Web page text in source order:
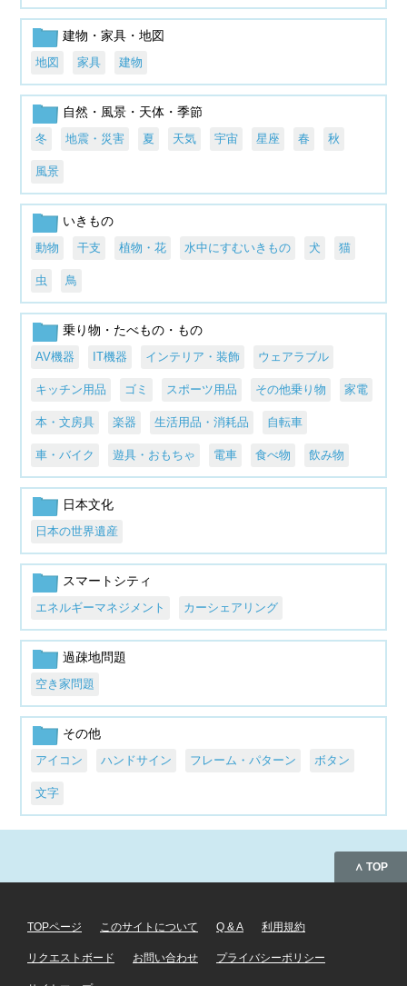
建物・家具・地図
地図 家具 建物
自然・風景・天体・季節
冬 地震・災害 夏 天気 宇宙 星座 春 秋
風景
いきもの
動物 干支 植物・花 水中にすむいきもの 犬 猫
虫 鳥
乗り物・たべもの・もの
AV機器 IT機器 インテリア・装飾 ウェアラブル
キッチン用品 ゴミ スポーツ用品 その他乗り物 家電
本・文房具 楽器 生活用品・消耗品 自転車
車・バイク 遊具・おもちゃ 電車 食べ物 飲み物
日本文化
日本の世界遺産
スマートシティ
エネルギーマネジメント カーシェアリング
過疎地問題
空き家問題
その他
アイコン ハンドサイン フレーム・パターン ボタン
文字
∧ TOP
TOPページ このサイトについて Q & A 利用規約
リクエストボード お問い合わせ プライバシーポリシー